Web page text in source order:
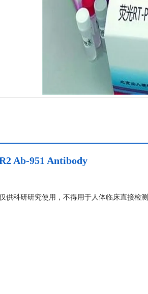
Ab-951 Antibody
供科研研究使用，不得用于人体临床直接